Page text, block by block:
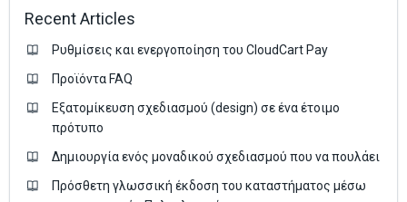
Recent Articles
Ρυθμίσεις και ενεργοποίηση του CloudCart Pay
Προϊόντα FAQ
Εξατομίκευση σχεδιασμού (design) σε ένα έτοιμο
πρότυπο
Δημιουργία ενός μοναδικού σχεδιασμού που να πουλάει
Πρόσθετη γλωσσική έκδοση του καταστήματος μέσω